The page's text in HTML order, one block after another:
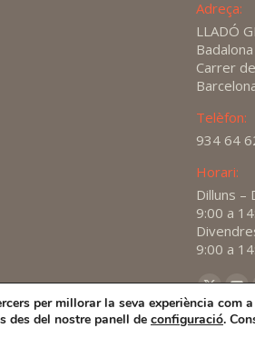
Adreça:
LLADÓ
Badalona
Carrer
Telèfon:
934 64
Horari:
Dilluns –
9:00 a
9:00 a
Find us
page
per millorar la seva experiència
des del nostre panell de configuració.